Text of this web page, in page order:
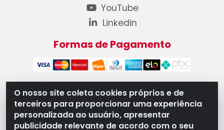
O nosso site coleta cookies próprios e de
terceiros para proporcionar uma experiência
personalizada ao usuário, apresentar
publicidade relevante de acordo com o seu
YouTube
Linkedin
Formas de Pagamento
WB Componentes Automotivos LTDA - CNPJ
08.528.393/0001-12 - Rua do Níquel, 667 - Parque
Oeste Industrial, Goiânia/GO - CEP 74375-660